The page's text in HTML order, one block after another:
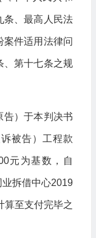
条、最高人民法
案件适用法律问
、第十七条之规
告）于本判决书
被告）工程款
元为基数，自
拆借中心2019
算至支付完毕之